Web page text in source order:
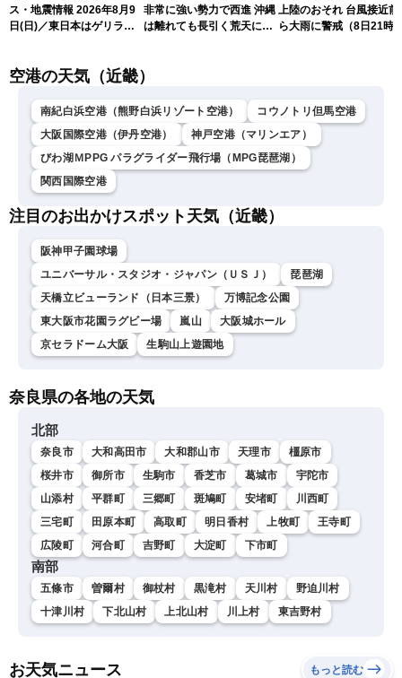
ス・地震情報 2026年8月9
日(日)／東日本はゲリラ雷
ュースLiVEモーニング・魚
非常に強い勢力で西進 沖縄
は離れても長引く荒天に厳
上陸のおそれ 台風接近前
ら大雨に警戒（8日21時
空港の天気（近畿）
南紀白浜空港（熊野白浜リゾート空港）
コウノトリ但馬空港
大阪国際空港（伊丹空港）
神戸空港（マリンエア）
びわ湖ＭPPG パラグライダー飛行場（MPG琵琶湖）
関西国際空港
注目のお出かけスポット天気（近畿）
阪神甲子園球場
ユニバーサル・スタジオ・ジャパン（ＵＳＪ）
琵琶湖
天橋立ビューランド（日本三景）
万博記念公園
東大阪市花園ラグビー場
嵐山
大阪城ホール
京セラドーム大阪
生駒山上遊園地
奈良県の各地の天気
北部
奈良市 大和高田市 大和郡山市 天理市
橿原市
桜井市
御所市 生駒市 香芝市 葛城市
宇陀市
山添村
平群町 三郷町 斑鳩町 安堵町
川西町
三宅町
田原本町 高取町 明日香村 上牧町
王寺町
広陵町
河合町 吉野町 大淀町 下市町
南部
五條市 曽爾村 御杖村 黒滝村 天川村
野迫川村
十津川村
下北山村 上北山村 川上村 東吉野村
お天気ニュース もっと読む